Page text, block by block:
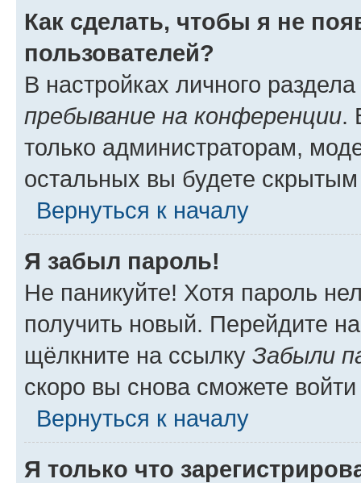
Как сделать, чтобы я не
пользователей?
В настройках личного
пребывание на конференции.
только администраторам,
остальных вы будете
Вернуться к началу
Я забыл пароль!
Не паникуйте! Хотя пароль
получить новый. Перейдите
щёлкните на ссылку Забыли
скоро вы снова сможете
Вернуться к началу
Я только что